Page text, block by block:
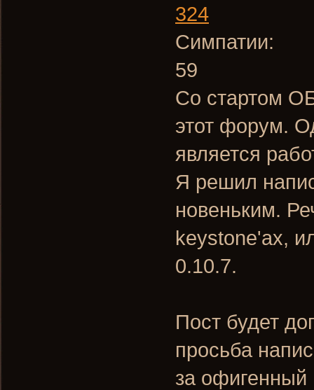
324
Симпатии:
59
Со стартом
этот форум.
является
Я решил
новеньким.
keystone'ах,
0.10.7.
Пост будет
просьба
за офигенный